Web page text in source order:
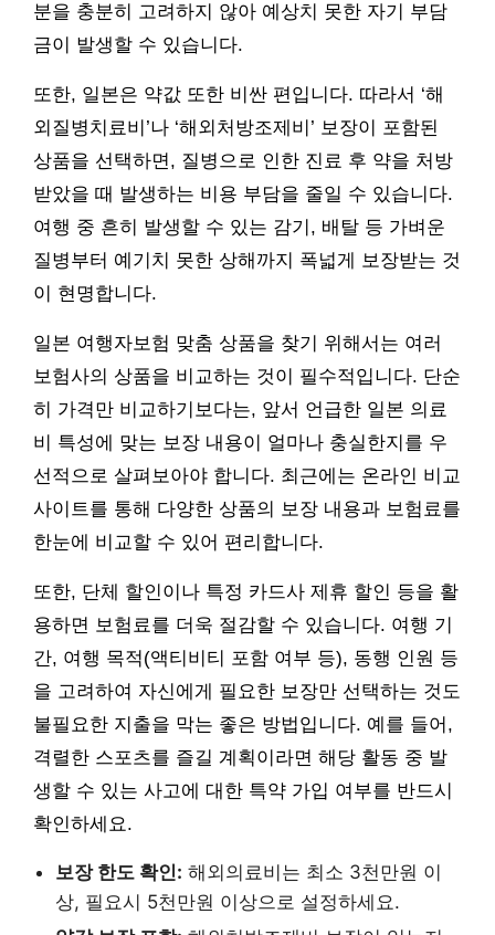
분을 충분히 고려하지 않아 예상치 못한 자기 부담
금이 발생할 수 있습니다.
또한, 일본은 약값 또한 비싼 편입니다. 따라서 ‘해
외질병치료비’나 ‘해외처방조제비’ 보장이 포함된
상품을 선택하면, 질병으로 인한 진료 후 약을 처방
받았을 때 발생하는 비용 부담을 줄일 수 있습니다.
여행 중 흔히 발생할 수 있는 감기, 배탈 등 가벼운
질병부터 예기치 못한 상해까지 폭넓게 보장받는 것
이 현명합니다.
일본 여행자보험 맞춤 상품을 찾기 위해서는 여러
보험사의 상품을 비교하는 것이 필수적입니다. 단순
히 가격만 비교하기보다는, 앞서 언급한 일본 의료
비 특성에 맞는 보장 내용이 얼마나 충실한지를 우
선적으로 살펴보아야 합니다. 최근에는 온라인 비교
사이트를 통해 다양한 상품의 보장 내용과 보험료를
한눈에 비교할 수 있어 편리합니다.
또한, 단체 할인이나 특정 카드사 제휴 할인 등을 활
용하면 보험료를 더욱 절감할 수 있습니다. 여행 기
간, 여행 목적(액티비티 포함 여부 등), 동행 인원 등
을 고려하여 자신에게 필요한 보장만 선택하는 것도
불필요한 지출을 막는 좋은 방법입니다. 예를 들어,
격렬한 스포츠를 즐길 계획이라면 해당 활동 중 발
생할 수 있는 사고에 대한 특약 가입 여부를 반드시
확인하세요.
보장 한도 확인: 해외의료비는 최소 3천만원 이
상, 필요시 5천만원 이상으로 설정하세요.